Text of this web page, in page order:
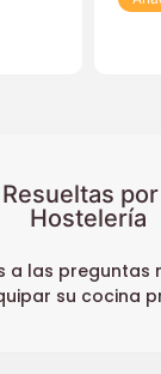
Hostelería
a las preguntas
su cocina